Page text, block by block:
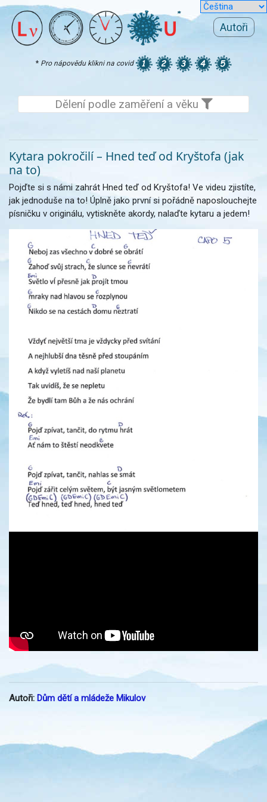
Autoři
* Pro nápovědu klikni na covid
Dělení podle zaměření a věku
Kytara pokročilí – Hned teď od Kryštofa (jak
na to)
Pojďte si s námi zahrát Hned teď od Kryštofa! Ve videu zjistíte,
jak jednoduše na to! Úplně jako první si pořádně naposlouchejte
písničku v originálu, vytiskněte akordy, nalaďte kytaru a jedem!
Autoři: Dům dětí a mládeže Mikulov